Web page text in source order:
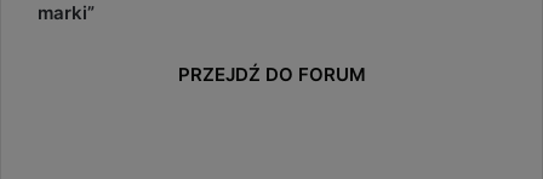
marki”
PRZEJDŹ DO FORUM